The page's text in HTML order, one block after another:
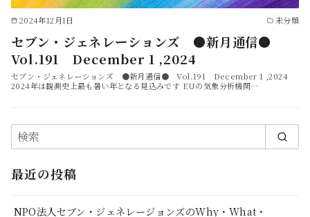
2024年12月1日 未分類
セブン・ジェネレーションズ ●新月通信●
Vol.191 December 1 ,2024
セブン・ジェネレーションズ ●新月通信● Vol.191 December 1 ,2024
2024年は観測史上最も暑い年となる見込みです EUの気象分析機関…
最近の投稿
NPO法人セブン・ジェネレージョンズのWhy・What・